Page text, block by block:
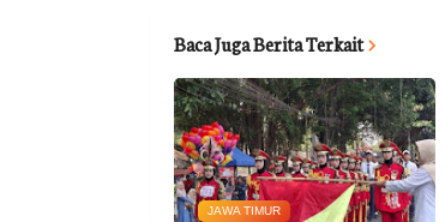
Baca Juga Berita Terkait
JAWA TIMUR